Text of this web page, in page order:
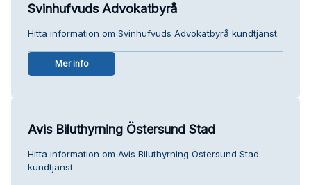
Svinhufvuds Advokatbyrå
Hitta information om Svinhufvuds Advokatbyrå kundtjänst.
Mer info
Avis Biluthyrning Östersund Stad
Hitta information om Avis Biluthyrning Östersund Stad
kundtjänst.